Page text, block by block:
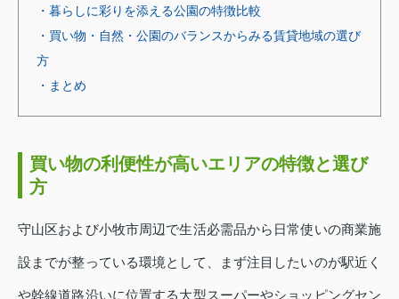
・暮らしに彩りを添える公園の特徴比較
・買い物・自然・公園のバランスからみる賃貸地域の選び
方
・まとめ
買い物の利便性が高いエリアの特徴と選び
方
守山区および小牧市周辺で生活必需品から日常使いの商業施
設までが整っている環境として、まず注目したいのが駅近く
や幹線道路沿いに位置する大型スーパーやショッピングセン